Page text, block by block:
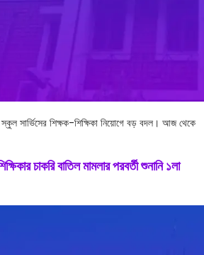
শিক্ষক-শিক্ষিকা নিয়োগে বড় বদল। আজ থেকে
চাকরি বাতিল মামলার পরবর্তী শুনানি ১লা